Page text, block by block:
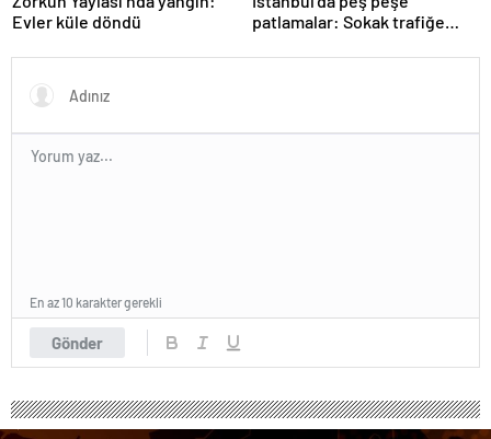
Evler küle döndü
patlamalar: Sokak trafiğe
Gönder
En az 10 karakter gerekli